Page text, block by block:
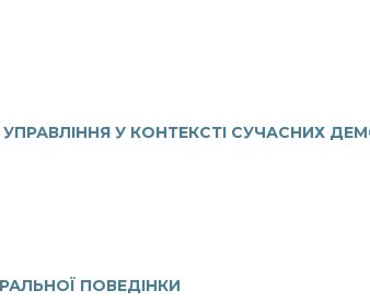
У КОНТЕКСТІ СУЧАСНИХ
ПОВЕДІНКИ